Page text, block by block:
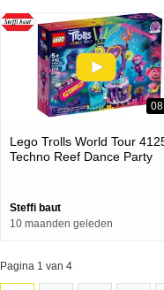
Lego Trolls World Tour
Techno Reef Dance Party
Steffi baut
10 maanden geleden
Pagina 1 van 4